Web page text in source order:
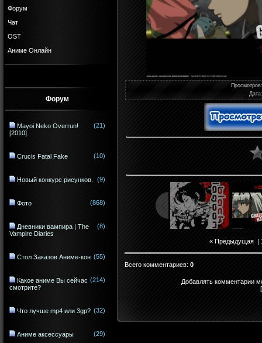
Форум
Чат
OST
Аниме Онлайн
Форум
Mayoi Neko Overrun!
[2010]
(21)
Crucis Fatal Fake (10)
Новый конкурс рисунков. (9)
Фото (868)
Дневники вампира | The
Vampire Diaries
(8)
Стол Заказов Аниме-кон (55)
Какое аниме Вы сейчас
смотрите?
(214)
Что лучше mp4 или 3gp? (32)
Аниме аксессуары (29)
Просмотров
Дата
« Предыдущая |
Всего комментариев: 0
Добавлять комментарии